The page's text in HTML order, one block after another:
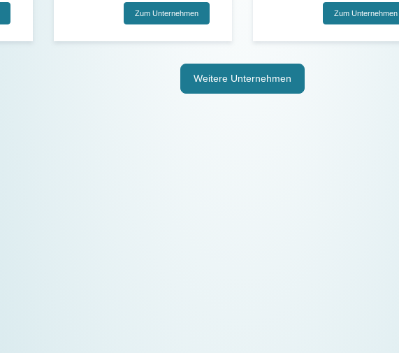
Zum Unternehmen Zum Unternehmen
Weitere Unternehmen